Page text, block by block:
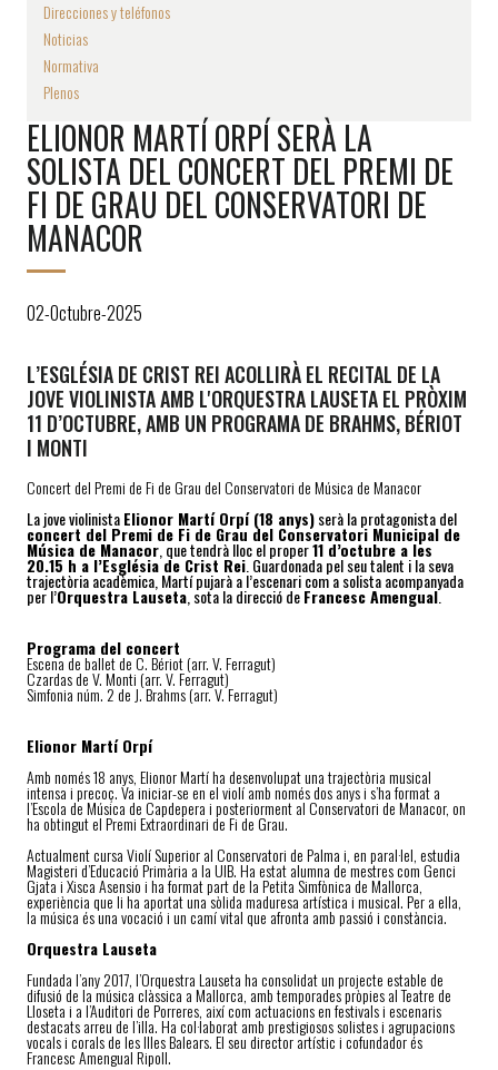
Direcciones y teléfonos
Noticias
Normativa
Plenos
ELIONOR MARTÍ ORPÍ SERÀ LA
SOLISTA DEL CONCERT DEL PREMI DE
FI DE GRAU DEL CONSERVATORI DE
MANACOR
02-Octubre-2025
L’ESGLÉSIA DE CRIST REI ACOLLIRÀ EL RECITAL DE LA
JOVE VIOLINISTA AMB L'ORQUESTRA LAUSETA EL PRÒXIM
11 D’OCTUBRE, AMB UN PROGRAMA DE BRAHMS, BÉRIOT
I MONTI
Concert del Premi de Fi de Grau del Conservatori de Música de Manacor
La jove violinistaElionor Martí Orpí (18 anys)serà la protagonista del
concert del Premi de Fi de Grau del Conservatori Municipal de
Música de Manacor , que tendrà lloc el proper11 d’octubre a les
20.15 h a l’Església de Crist Rei . Guardonada pel seu talent i la seva
trajectòria acadèmica, Martí pujarà a l’escenari com a solista acompanyada
per l’Orquestra Lauseta , sota la direcció deFrancesc Amengual.
Programa del concert
Escena de ballet de C. Bériot (arr. V. Ferragut)
Czardas de V. Monti (arr. V. Ferragut)
Simfonia núm. 2 de J. Brahms (arr. V. Ferragut)
Elionor Martí Orpí
Amb només 18 anys, Elionor Martí ha desenvolupat una trajectòria musical
intensa i precoç. Va iniciar-se en el violí amb només dos anys i s’ha format a
l’Escola de Música de Capdepera i posteriorment al Conservatori de Manacor, on
ha obtingut el Premi Extraordinari de Fi de Grau.
Actualment cursa Violí Superior al Conservatori de Palma i, en paral·lel, estudia
Magisteri d’Educació Primària a la UIB. Ha estat alumna de mestres com Genci
Gjata i Xisca Asensio i ha format part de la Petita Simfònica de Mallorca,
experiència que li ha aportat una sòlida maduresa artística i musical. Per a ella,
la música és una vocació i un camí vital que afronta amb passió i constància.
Orquestra Lauseta
Fundada l’any 2017, l’Orquestra Lauseta ha consolidat un projecte estable de
difusió de la música clàssica a Mallorca, amb temporades pròpies al Teatre de
Lloseta i a l’Auditori de Porreres, així com actuacions en festivals i escenaris
destacats arreu de l’illa. Ha col·laborat amb prestigiosos solistes i agrupacions
vocals i corals de les Illes Balears. El seu director artístic i cofundador és
Francesc Amengual Ripoll.